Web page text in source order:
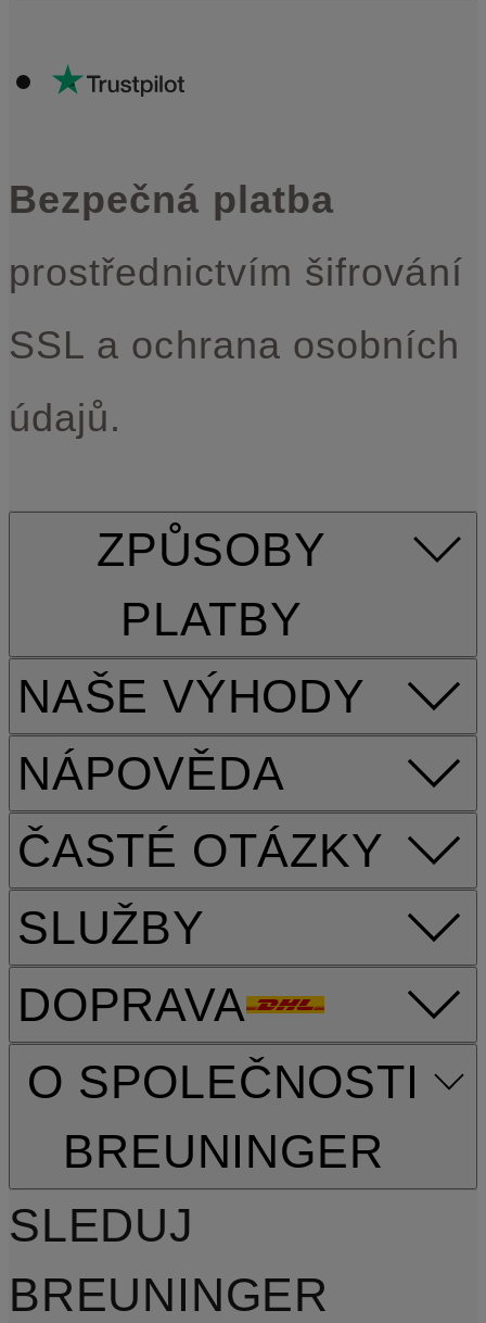
NÁPOVĚDA
ČASTÉ OTÁZKY
SLUŽBY
DOPRAVA
Bezpečná platba
prostřednictvím šifrování
SSL a ochrana osobních
údajů.
ZPŮSOBY
PLATBY
NAŠE VÝHODY
O SPOLEČNOSTI
BREUNINGER
SLEDUJ
BREUNINGER